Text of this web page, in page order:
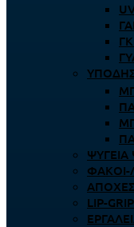
ΦΑΚΟΊ-
LIP-